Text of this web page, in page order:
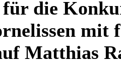
die
mit
Matthias